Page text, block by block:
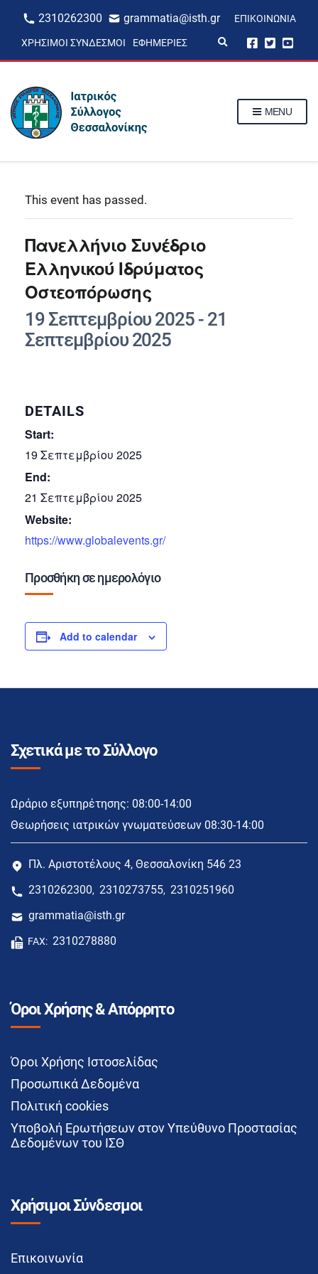
2310262300 grammatia@isth.gr ΕΠΙΚΟΙΝΩΝΊΑ
ΧΡΉΣΙΜΟΙ ΣΎΝΔΕΣΜΟΙ ΕΦΗΜΕΡΊΕΣ
p
MENU
This event has passed.
Πανελλήνιο Συνέδριο
Ελληνικού Ιδρύματος
Οστεοπόρωσης
19 Σεπτεμβρίου 2025 - 21
Σεπτεμβρίου 2025
DETAILS
Start:
19 Σεπτεμβρίου 2025
End:
21 Σεπτεμβρίου 2025
Website:
https://www.globalevents.gr/
Προσθήκη σε ημερολόγιο
Add to calendar
Σχετικά με το Σύλλογο
Ωράριο εξυπηρέτησης: 08:00-14:00
Θεωρήσεις ιατρικών γνωματεύσεων 08:30-14:00
Πλ. Αριστοτέλους 4, Θεσσαλονίκη 546 23
2310262300, 2310273755, 2310251960
grammatia@isth.gr
FAX: 2310278880
Όροι Χρήσης & Απόρρητο
Όροι Χρήσης Ιστοσελίδας
Προσωπικά Δεδομένα
Πολιτική cookies
Υποβολή Ερωτήσεων στον Υπεύθυνο Προστασίας
Δεδομένων του ΙΣΘ
Χρήσιμοι Σύνδεσμοι
Επικοινωνία